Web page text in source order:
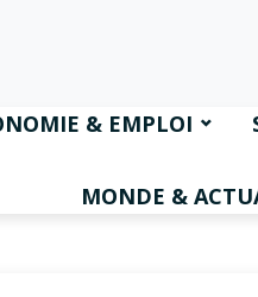
& EMPLOI
MONDE &